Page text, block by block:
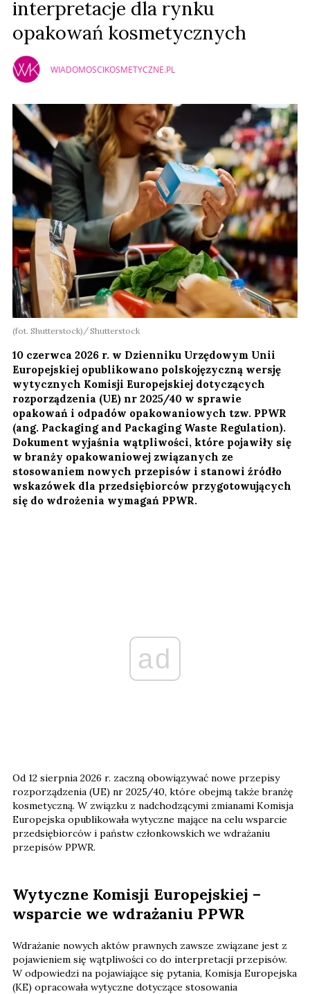
interpretacje dla rynku
opakowań kosmetycznych
WIADOMOSCIKOSMETYCZNE.PL
(fot. Shutterstock) Shutterstock
10 czerwca 2026 r. w Dzienniku Urzędowym Unii
Europejskiej opublikowano polskojęzyczną wersję
wytycznych Komisji Europejskiej dotyczących
rozporządzenia (UE) nr 2025/40 w sprawie
opakowań i odpadów opakowaniowych tzw. PPWR
(ang. Packaging and Packaging Waste Regulation).
Dokument wyjaśnia wątpliwości, które pojawiły się
w branży opakowaniowej związanych ze
stosowaniem nowych przepisów i stanowi źródło
wskazówek dla przedsiębiorców przygotowujących
się do wdrożenia wymagań PPWR.
ad
Od 12 sierpnia 2026 r. zaczną obowiązywać nowe przepisy
rozporządzenia (UE) nr 2025/40, które obejmą także branżę
kosmetyczną. W związku z nadchodzącymi zmianami Komisja
Europejska opublikowała wytyczne mające na celu wsparcie
przedsiębiorców i państw członkowskich we wdrażaniu
przepisów PPWR.
Wytyczne Komisji Europejskiej –
wsparcie we wdrażaniu PPWR
Wdrażanie nowych aktów prawnych zawsze związane jest z
pojawieniem się wątpliwości co do interpretacji przepisów.
W odpowiedzi na pojawiające się pytania, Komisja Europejska
(KE) opracowała wytyczne dotyczące stosowania